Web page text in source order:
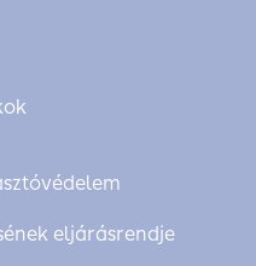
eljárásrendje